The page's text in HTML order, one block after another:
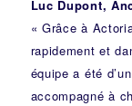
Luc Dupont,
« Grâce à
rapidement et
équipe a été
accompagné à